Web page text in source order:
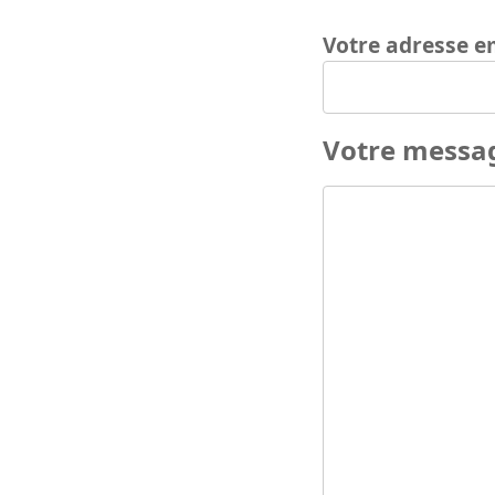
Votre adresse
Votre